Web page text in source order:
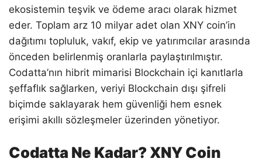
ekosistemin teşvik ve ödeme aracı olarak hizmet
eder. Toplam arz 10 milyar adet olan XNY coin’in
dağıtımı topluluk, vakıf, ekip ve yatırımcılar arasında
önceden belirlenmiş oranlarla paylaştırılmıştır.
Codatta’nın hibrit mimarisi Blockchain içi kanıtlarla
şeffaflık sağlarken, veriyi Blockchain dışı şifreli
biçimde saklayarak hem güvenliği hem esnek
erişimi akıllı sözleşmeler üzerinden yönetiyor.
Codatta Ne Kadar? XNY Coin